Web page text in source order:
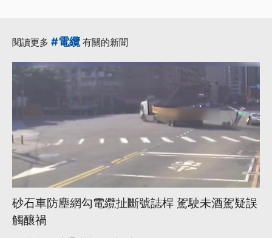
閱讀更多 #電纜 有關的新聞
砂石車防塵網勾電纜扯斷號誌桿 駕駛未酒駕疑誤
觸釀禍